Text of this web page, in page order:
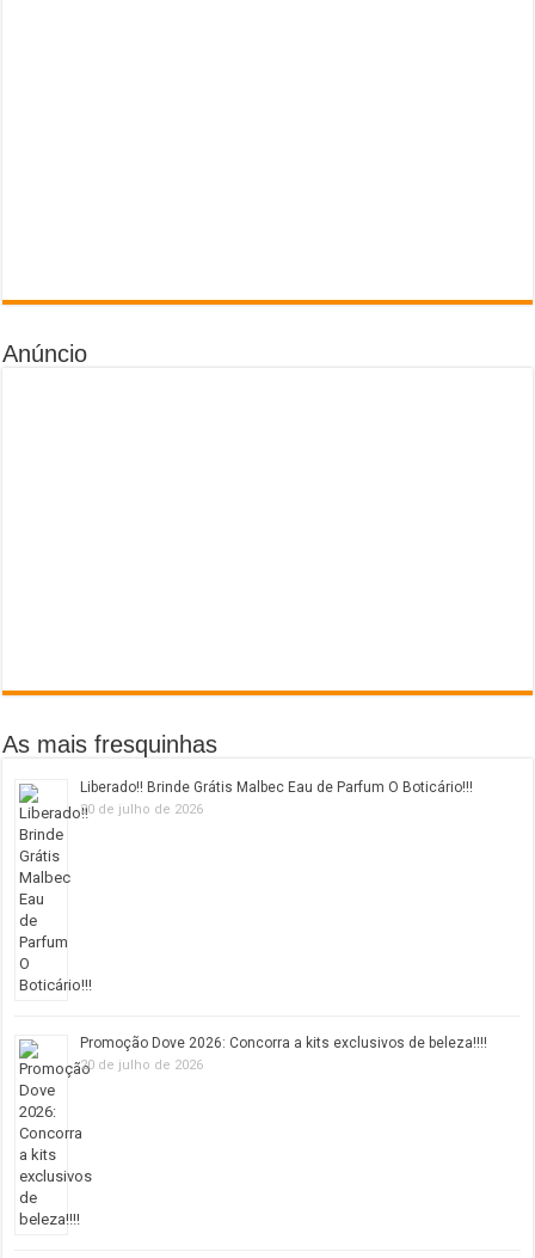
Anúncio
As mais fresquinhas
Liberado!! Brinde Grátis Malbec Eau de Parfum O Boticário!!!
20 de julho de 2026
Promoção Dove 2026: Concorra a kits exclusivos de beleza!!!!
20 de julho de 2026